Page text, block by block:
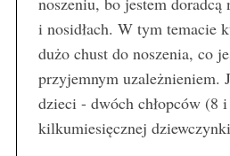
i nosidłach. W tym temacie
dużo chust do noszenia, co
przyjemnym uzależnieniem.
dzieci - dwóch chłopców (8
kilkumiesięcznej